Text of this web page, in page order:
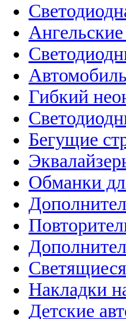
Ангельские
Гибкий
Бегущие
Обманки
Накладки
Детские